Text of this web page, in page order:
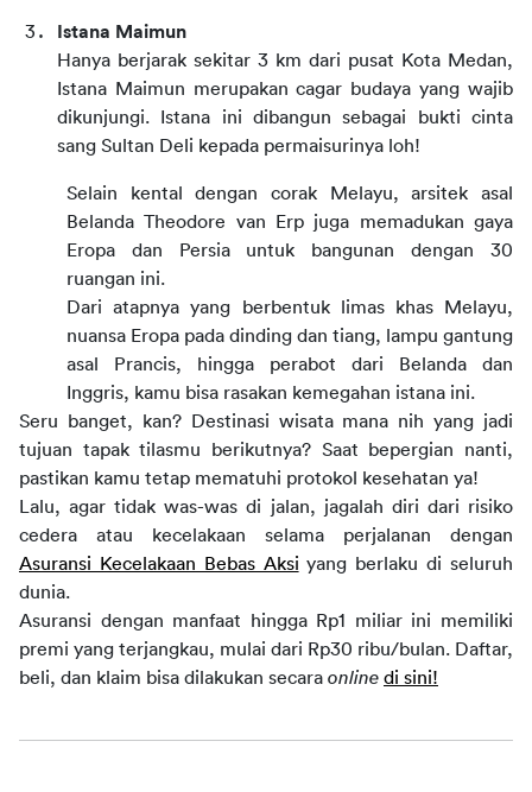
Istana Maimun
Hanya berjarak sekitar 3 km dari pusat Kota Medan,
Istana Maimun merupakan cagar budaya yang wajib
dikunjungi. Istana ini dibangun sebagai bukti cinta
sang Sultan Deli kepada permaisurinya loh!
Selain kental dengan corak Melayu, arsitek asal
Belanda Theodore van Erp juga memadukan gaya
Eropa dan Persia untuk bangunan dengan 30
ruangan ini.
Dari atapnya yang berbentuk limas khas Melayu,
nuansa Eropa pada dinding dan tiang, lampu gantung
asal Prancis, hingga perabot dari Belanda dan
Inggris, kamu bisa rasakan kemegahan istana ini.
Seru banget, kan? Destinasi wisata mana nih yang jadi
tujuan tapak tilasmu berikutnya? Saat bepergian nanti,
pastikan kamu tetap mematuhi protokol kesehatan ya!
Lalu, agar tidak was-was di jalan, jagalah diri dari risiko
Asuransi Kecelakaan Bebas Aksi yang berlaku di seluruh
dunia.
Asuransi dengan manfaat hingga Rp1 miliar ini memiliki
premi yang terjangkau, mulai dari Rp30 ribu/bulan. Daftar,
beli, dan klaim bisa dilakukan secara online di sini!